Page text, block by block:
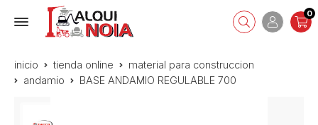
0
inicio tienda online
material para construccion
andamio
BASE ANDAMIO REGULABLE 700